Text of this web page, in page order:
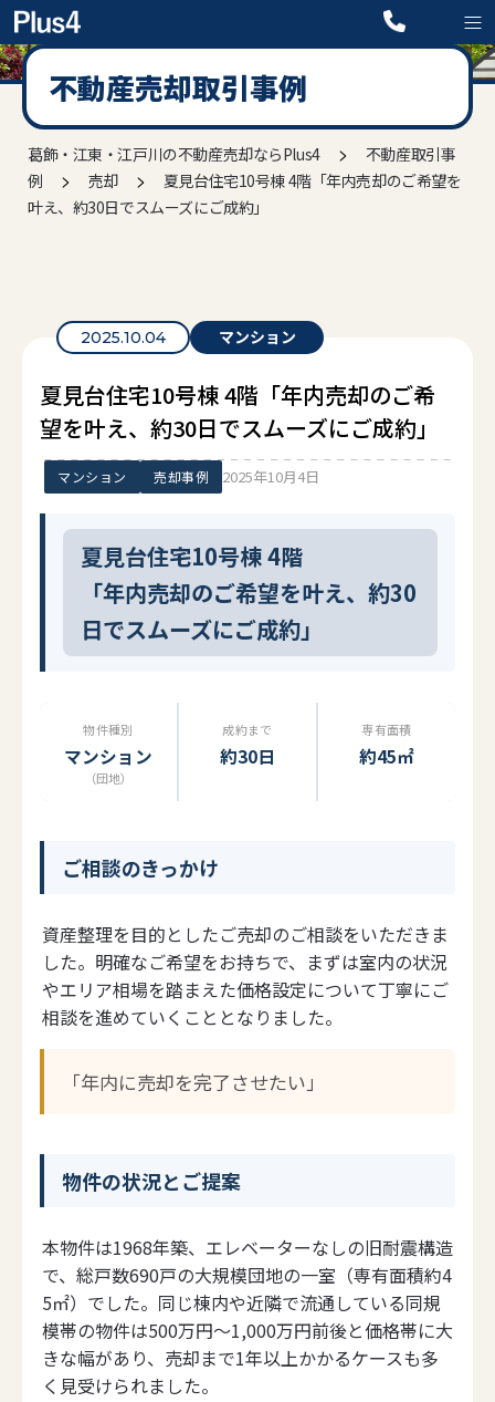
不動産売却取引事例
葛飾・江東・江戸川の不動産売却ならPlus4> 不動産取引事
例
> 売却>
夏見台住宅10号棟 4階「年内売却のご希望を
叶え、約30日でスムーズにご成約」
2025.10.04 マンション
夏見台住宅10号棟 4階「年内売却のご希
望を叶え、約30日でスムーズにご成約」
マンション 売却事例 2025年10月4日
夏見台住宅10号棟 4階
「年内売却のご希望を叶え、約30
日でスムーズにご成約」
物件種別
マンション
（団地）
成約まで
約30日
専有面積
約45㎡
ご相談のきっかけ
資産整理を目的としたご売却のご相談をいただきま
した。明確なご希望をお持ちで、まずは室内の状況
やエリア相場を踏まえた価格設定について丁寧にご
相談を進めていくこととなりました。
「年内に売却を完了させたい」
物件の状況とご提案
本物件は1968年築、エレベーターなしの旧耐震構造
で、総戸数690戸の大規模団地の一室（専有面積約4
5㎡）でした。同じ棟内や近隣で流通している同規
模帯の物件は500万円〜1,000万円前後と価格帯に大
きな幅があり、売却まで1年以上かかるケースも多
く見受けられました。